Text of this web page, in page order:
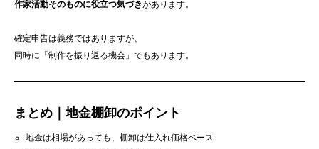
作家活動そのものに役立つ気づきがあります。
確定申告は義務ではありますが、
同時に「制作を振り返る機会」でもあります。
まとめ｜地金棚卸のポイント
地金は相場があっても、棚卸は仕入れ価格ベース